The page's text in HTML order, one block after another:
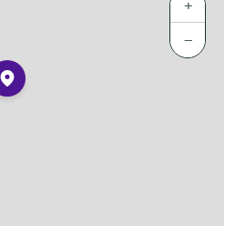
+
−